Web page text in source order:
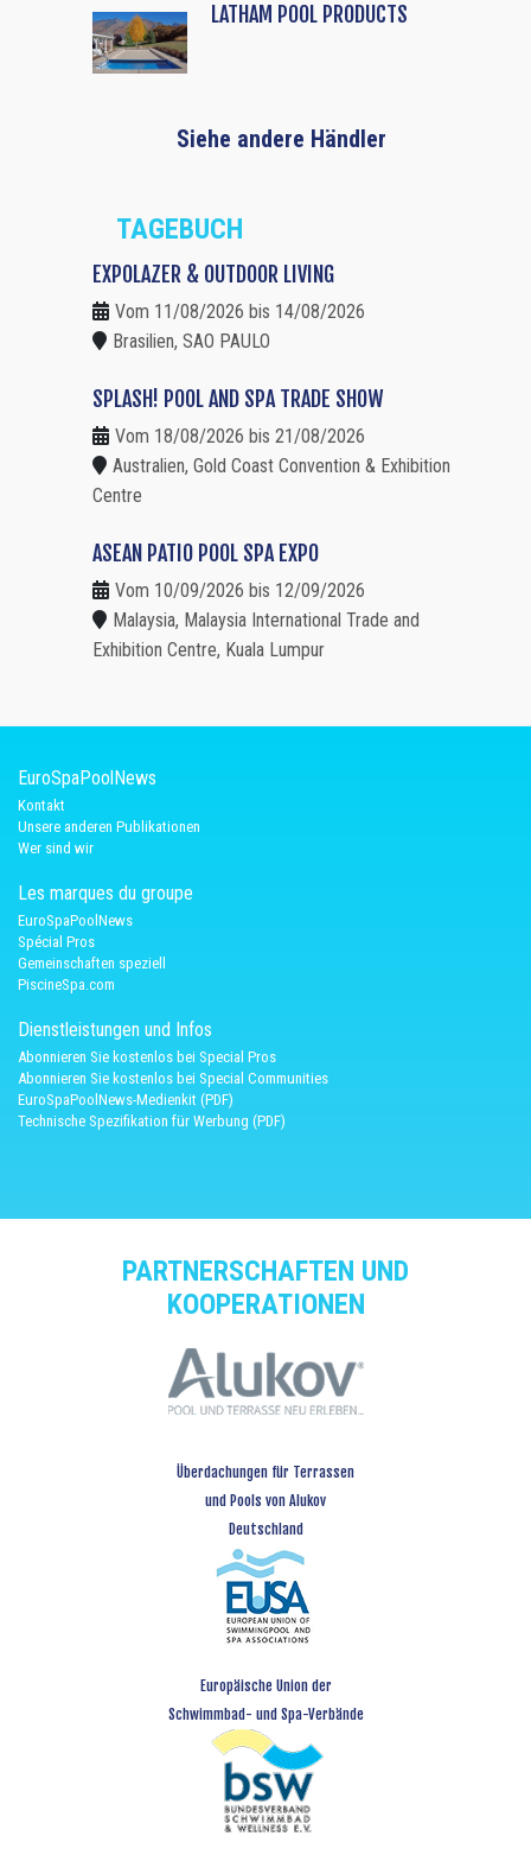
LATHAM POOL PRODUCTS
Siehe andere Händler
TAGEBUCH
EXPOLAZER & OUTDOOR LIVING
Vom 11/08/2026 bis 14/08/2026
Brasilien, SAO PAULO
SPLASH! POOL AND SPA TRADE SHOW
Vom 18/08/2026 bis 21/08/2026
Australien, Gold Coast Convention & Exhibition
Centre
ASEAN PATIO POOL SPA EXPO
Vom 10/09/2026 bis 12/09/2026
Malaysia, Malaysia International Trade and
Exhibition Centre, Kuala Lumpur
EuroSpaPoolNews
Kontakt
Unsere anderen Publikationen
Wer sind wir
Les marques du groupe
EuroSpaPoolNews
Spécial Pros
Gemeinschaften speziell
PiscineSpa.com
Dienstleistungen und Infos
Abonnieren Sie kostenlos bei Special Pros
Abonnieren Sie kostenlos bei Special Communities
EuroSpaPoolNews-Medienkit (PDF)
Technische Spezifikation für Werbung (PDF)
PARTNERSCHAFTEN UND
KOOPERATIONEN
Überdachungen für Terrassen
und Pools von Alukov
Deutschland
Europäische Union der
Schwimmbad- und Spa-Verbände